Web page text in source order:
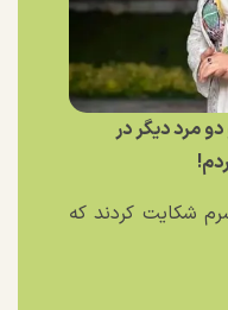
مرد دیگر در
شکایت کردند که